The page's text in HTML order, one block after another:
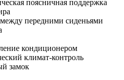
поясничная поддержка
передними сиденьями
кондиционером
климат-контроль
замок